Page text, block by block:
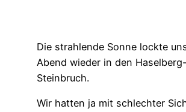
Die strahlende Sonne lockte
Abend wieder in den Haselberg-
Steinbruch.
Wir hatten ja mit schlechter